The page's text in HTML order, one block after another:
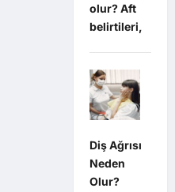
olur? Aft
belirtileri,
Diş Ağrısı
Neden
Olur?